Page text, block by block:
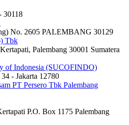
30118
No. 2605 PALEMBANG 30129
Tbk
Palembang 30001 Sumatera
of Indonesia (SUCOFINDO)
- Jakarta 12780
PT Persero Tbk Palembang
P.O. Box 1175 Palembang